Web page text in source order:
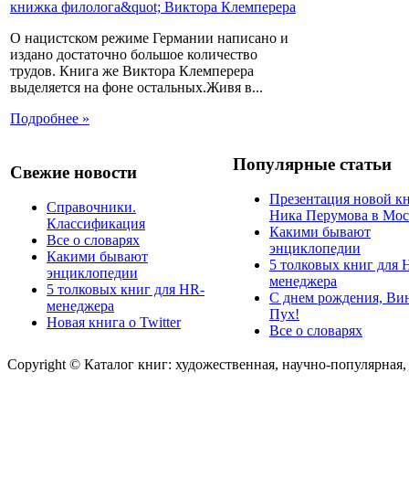
О нацистском режиме Германии написано и
издано достаточно большое количество
трудов. Книга же Виктора Клемперера
выделяется на фоне остальных.Живя в...
Подробнее »
Свежие новости
Справочники.
Классификация
Все о словарях
Какими бывают
энциклопедии
5 толковых книг для HR-
менеджера
Новая книга о Twitter
Популярные статьи
Презентация новой
Ника Перумова в
Какими бывают
энциклопедии
5 толковых книг для
менеджера
С днем рождения,
Пух!
Все о словарях
Copyright © Каталог книг: художественная, научно-